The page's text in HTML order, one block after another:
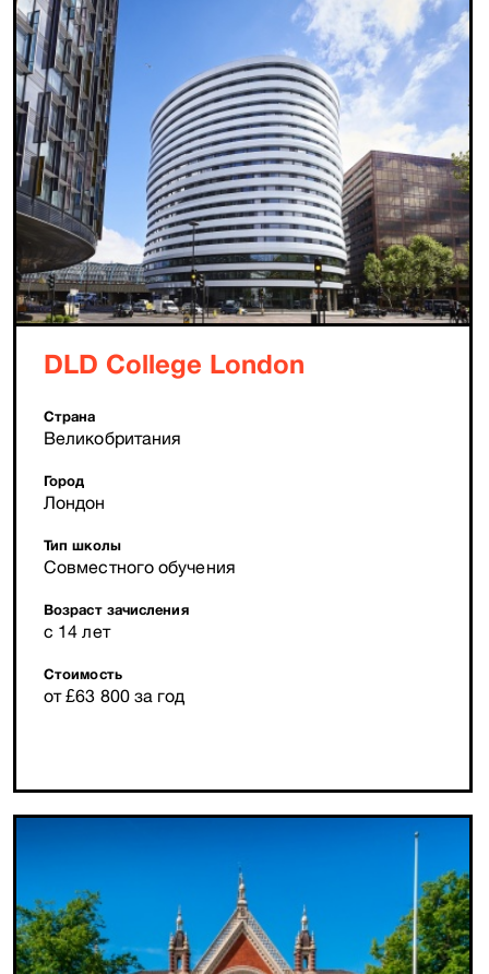
DLD College London
Страна
Великобритания
Город
Лондон
Тип школы
Совместного обучения
Возраст зачисления
с 14 лет
Стоимость
от £63 800 за год